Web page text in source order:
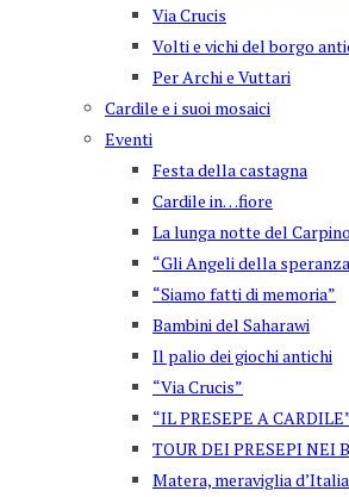
Via Crucis
Volti e vichi del borgo
Per Archi e Vuttari
Cardile e i suoi mosaici
Eventi
Festa della castagna
Cardile in…fiore
La lunga notte del Carpino
“Gli Angeli della
“Siamo fatti di memoria”
Bambini del Saharawi
Il palio dei giochi antichi
“Via Crucis”
“IL PRESEPE A
TOUR DEI PRESEPI NEI
Matera, meraviglia d’Italia